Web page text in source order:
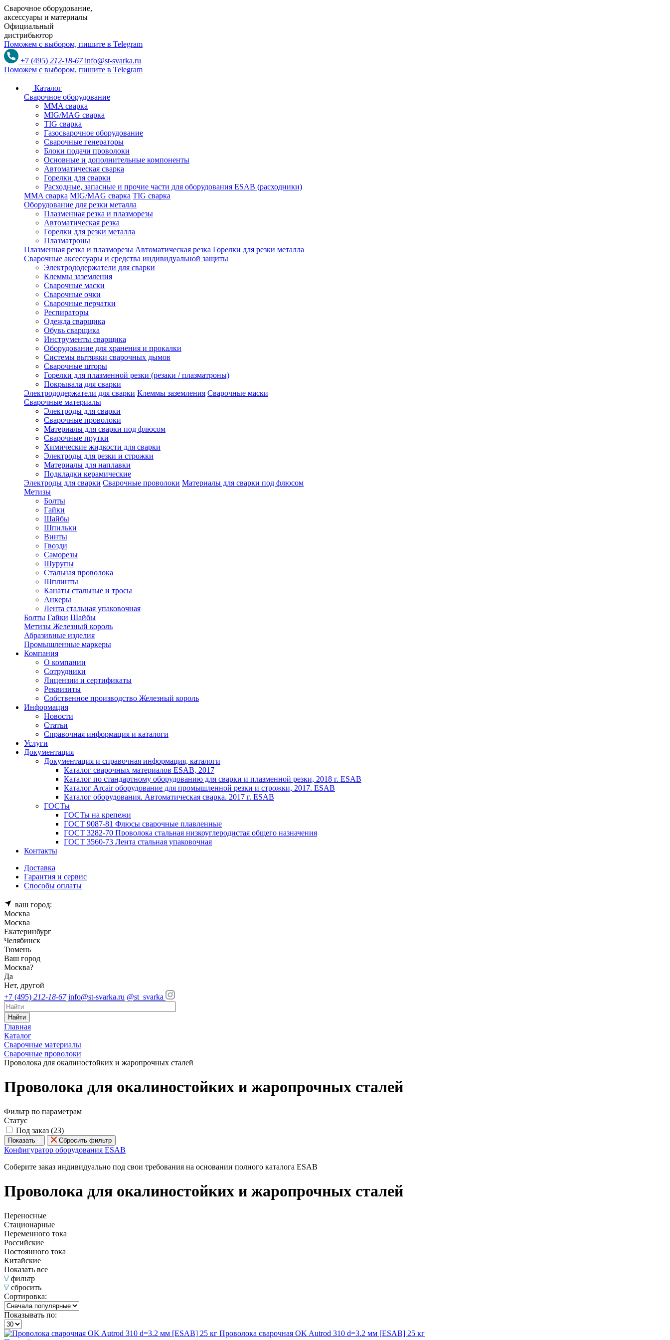
Сварочное оборудование,
аксессуары и материалы
Официальный
дистрибьютор
Поможем с выбором, пишите в Telegram
+7 (495) 212-18-67 info@st-svarka.ru
Поможем с выбором, пишите в Telegram
Каталог
Сварочное оборудование
MMA сварка
MIG/MAG сварка
TIG сварка
Газосварочное оборудование
Сварочные генераторы
Блоки подачи проволоки
Основные и дополнительные компоненты
Автоматическая сварка
Горелки для сварки
Расходные, запасные и прочие части для оборудования ESAB (расходники)
MMA сварка MIG/MAG сварка TIG сварка
Оборудование для резки металла
Плазменная резка и плазморезы
Автоматическая резка
Горелки для резки металла
Плазматроны
Плазменная резка и плазморезы Автоматическая резка Горелки для резки металла
Сварочные аксессуары и средства индивидуальной защиты
Электрододержатели для сварки
Клеммы заземления
Сварочные маски
Сварочные очки
Сварочные перчатки
Респираторы
Одежда сварщика
Обувь сварщика
Инструменты сварщика
Оборудование для хранения и прокалки
Системы вытяжки сварочных дымов
Сварочные шторы
Горелки для плазменной резки (резаки / плазматроны)
Покрывала для сварки
Электрододержатели для сварки Клеммы заземления Сварочные маски
Сварочные материалы
Электроды для сварки
Сварочные проволоки
Материалы для сварки под флюсом
Сварочные прутки
Химические жидкости для сварки
Электроды для резки и строжки
Материалы для наплавки
Подкладки керамические
Электроды для сварки Сварочные проволоки Материалы для сварки под флюсом
Метизы
Болты
Гайки
Шайбы
Шпильки
Винты
Гвозди
Саморезы
Шурупы
Стальная проволока
Шплинты
Канаты стальные и тросы
Анкеры
Лента стальная упаковочная
Болты Гайки Шайбы
Метизы Железный король
Абразивные изделия
Промышленные маркеры
Компания
О компании
Сотрудники
Лицензии и сертификаты
Реквизиты
Собственное производство Железный король
Информация
Новости
Статьи
Справочная информация и каталоги
Услуги
Документация
Документация и справочная информация, каталоги
Каталог сварочных материалов ESAB, 2017
Каталог по стандартному оборудованию для сварки и плазменной резки, 2018 г. ESAB
Каталог Arcair оборудование для промышленной резки и строжки, 2017. ESAB
Каталог оборудования. Автоматическая сварка. 2017 г. ESAB
ГОСТы
ГОСТы на крепежи
ГОСТ 9087-81 Флюсы сварочные плавленные
ГОСТ 3282-70 Проволока стальная низкоуглеродистая общего назначения
ГОСТ 3560-73 Лента стальная упаковочная
Контакты
Доставка
Гарантия и сервис
Способы оплаты
ваш город:
Москва
Москва
Екатеринбург
Челябинск
Тюмень
Ваш город
Москва?
Да
Нет, другой
+7 (495) 212-18-67 info@st-svarka.ru @st_svarka
Найти
Главная
Каталог
Сварочные материалы
Сварочные проволоки
Проволока для окалиностойких и жаропрочных сталей
Проволока для окалиностойких и жаропрочных сталей
Фильтр по параметрам
Статус
Под заказ (23)
Показать Сбросить фильтр
Конфигуратор оборудования ESAB
Соберите заказ индивидуально под свои требования на основании полного каталога ESAB
Проволока для окалиностойких и жаропрочных сталей
Переносные
Стационарные
Переменного тока
Российские
Постоянного тока
Китайские
Показать все
фильтр
сбросить
Сортировка:
Показывать по:
Проволока сварочная OK Autrod 310 d=3.2 мм [ESAB] 25 кг